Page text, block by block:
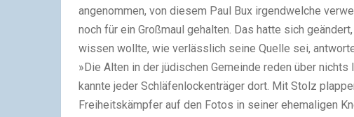
angenommen, von diesem Paul Bux irgendwelche
noch für ein Großmaul gehalten. Das hatte sich
wissen wollte, wie verlässlich seine Quelle sei,
»Die Alten in der jüdischen Gemeinde reden über
kannte jeder Schläfenlockenträger dort. Mit Stolz
Freiheitskämpfer auf den Fotos in seiner ehemaligen